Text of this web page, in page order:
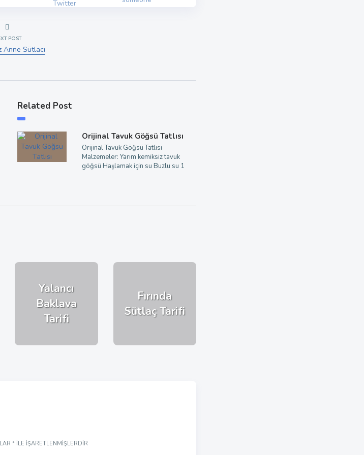
POST
Anne Sütlacı
Related Post
Orijinal Tavuk Göğsü Tatlısı
Orijinal Tavuk Göğsü Tatlısı
Malzemeler: Yarım kemiksiz tavuk
göğsü Haşlamak için su Buzlu su 1
Yalancı
Baklava
Tarifi
Fırında
Sütlaç Tarifi
* ILE IŞARETLENMIŞLERDIR